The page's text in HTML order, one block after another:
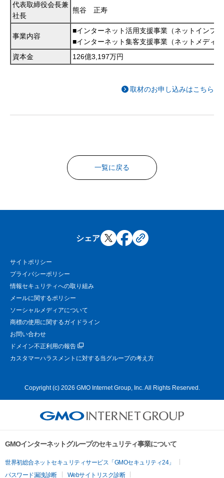
代表取締役会長兼
社長
熊谷 正寿
事業内容
■インターネット活用支援事業（ネットインフ
■インターネット集客支援事業（ネットメディ
資本金
126億3,197万円
取材のお申し込みはこちら
一覧に戻る
シェア
サイトポリシー
プライバシーポリシー
情報セキュリティへの取り組み
メールに関するポリシー
ソーシャルメディアについて
商標の使用に関するガイドライン
お問い合わせ
ドメイン不正利用の報告
カスタマーハラスメントに対する当グループの考え方
Copyright (c) 2026 GMO Internet Group, Inc. All Rights Reserved.
GMOインターネットグループのセキュリティ事業について
世界初総合ネットセキュリティサービス「GMOセキュリティ24」
パスワード漏洩診断
Webサイトリスク診断